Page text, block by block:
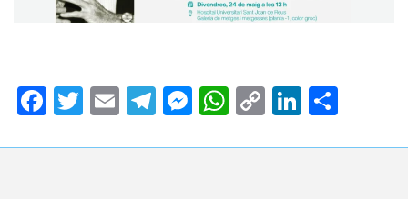
Facebook
Twitter
EmailTelegram
Messenger
WhatsApp
Copy